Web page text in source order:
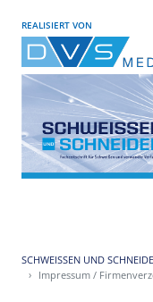
REALISIERT VON
SCHWEISSEN UND
Impressum /